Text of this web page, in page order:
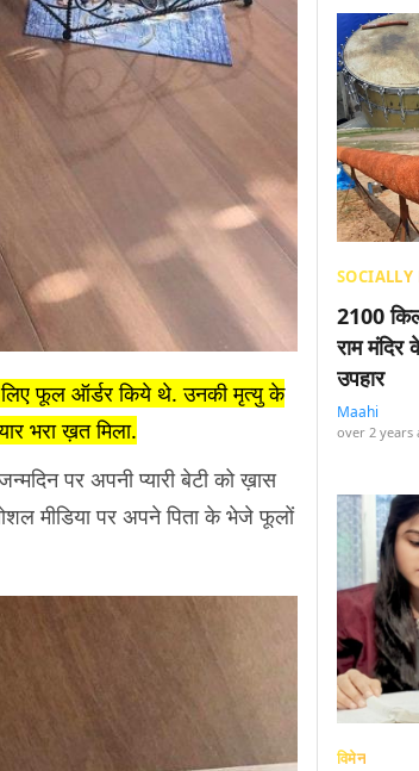
फूल ऑर्डर किये थे. उनकी मृत्यु के
भरा ख़त मिला.
पर अपनी प्यारी बेटी को ख़ास
मीडिया पर अपने पिता के भेजे फूलों
SOCIALLY
2100
राम
उपहार
Maahi
over 2 years
विमेन